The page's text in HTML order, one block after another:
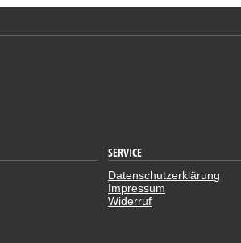
SERVICE
Datenschutzerklärung
Impressum
Widerruf